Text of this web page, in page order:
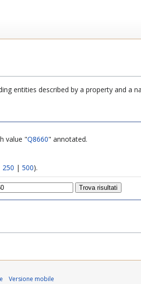
entities described by a property and a
value "Q8660" annotated.
250 | 500).
Versione mobile